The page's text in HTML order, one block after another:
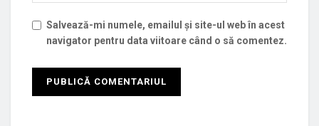
Salvează-mi numele, emailul și site-ul web în acest
navigator pentru data viitoare când o să comentez.